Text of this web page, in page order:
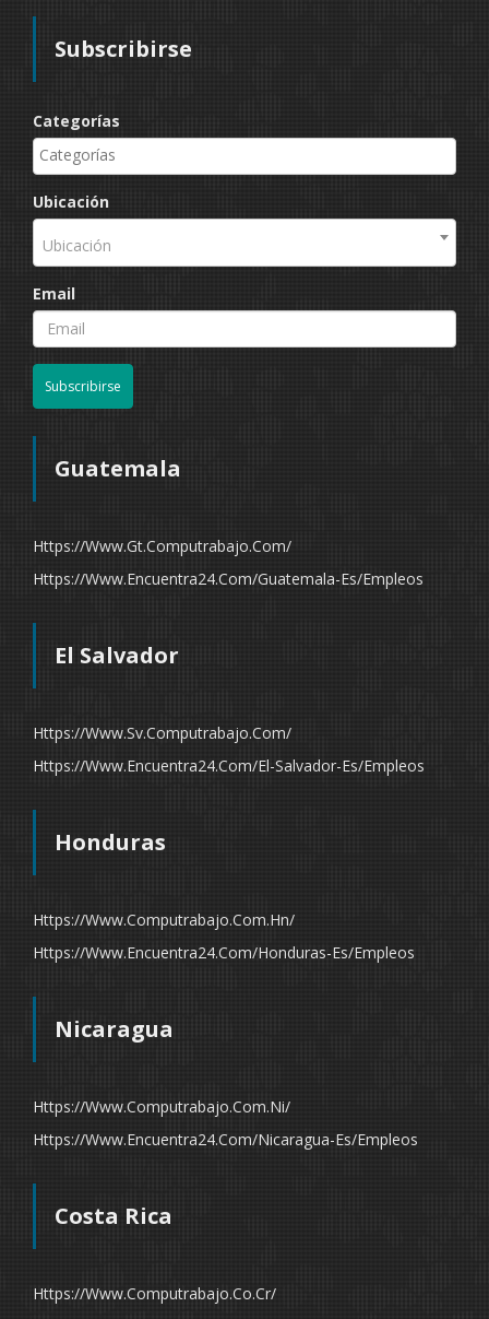
Subscribirse
Categorías
Ubicación
Ubicación
Email
Subscribirse
Guatemala
Https://www.gt.computrabajo.com/
Https://www.encuentra24.com/guatemala-Es/empleos
El Salvador
Https://www.sv.computrabajo.com/
Https://www.encuentra24.com/el-Salvador-Es/empleos
Honduras
Https://www.computrabajo.com.hn/
Https://www.encuentra24.com/honduras-Es/empleos
Nicaragua
Https://www.computrabajo.com.ni/
Https://www.encuentra24.com/nicaragua-Es/empleos
Costa Rica
Https://www.computrabajo.co.cr/